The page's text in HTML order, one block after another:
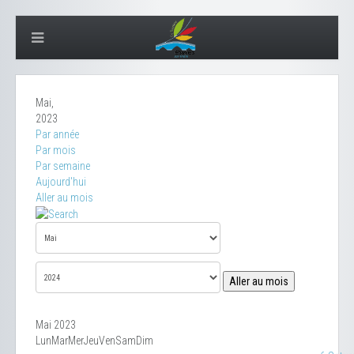
Mai,
2023
Par année
Par mois
Par semaine
Aujourd'hui
Aller au mois
Aller au mois
Mai 2023
LunMarMerJeuVenSamDim